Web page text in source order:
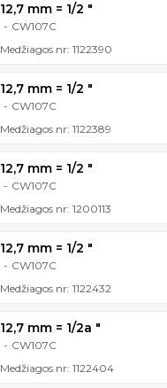
12,7 mm = 1/2 ″
- CW107C
Medžiagos nr: 1122390
12,7 mm = 1/2 ″
- CW107C
Medžiagos nr: 1122389
12,7 mm = 1/2 ″
- CW107C
Medžiagos nr: 1200113
12,7 mm = 1/2 ″
- CW107C
Medžiagos nr: 1122432
12,7 mm = 1/2a ″
- CW107C
Medžiagos nr: 1122404